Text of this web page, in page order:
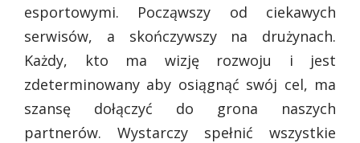
esportowymi. Począwszy od ciekawych
serwisów, a skończywszy na drużynach.
Każdy, kto ma wizję rozwoju i jest
zdeterminowany aby osiągnąć swój cel, ma
szansę dołączyć do grona naszych
partnerów. Wystarczy spełnić wszystkie